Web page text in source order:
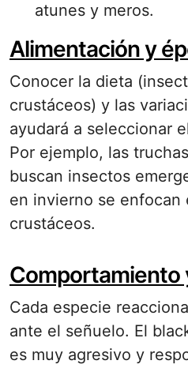
atunes y meros.
Alimentación y
Conocer la dieta
crustáceos) y las
ayudará a seleccionar
Por ejemplo, las
buscan insectos
en invierno se enfocan
crustáceos.
Comportamiento
Cada especie
ante el señuelo. El
es muy agresivo y